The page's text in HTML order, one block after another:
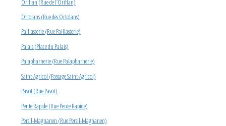
Ortolans (Rue des Ortolans)
Paillasserie (Rue Paillasserie)
Palais (Place du Palais)
Palapharnerie (Rue Palapharnerie)
Saint-Agricol (Passage Saint-Agricol)
Pavot (Rue Pavot)
Pente Rapide (Rue Pente Rapide)
Persil-Magnanen (Rue Persil-Magnanen)